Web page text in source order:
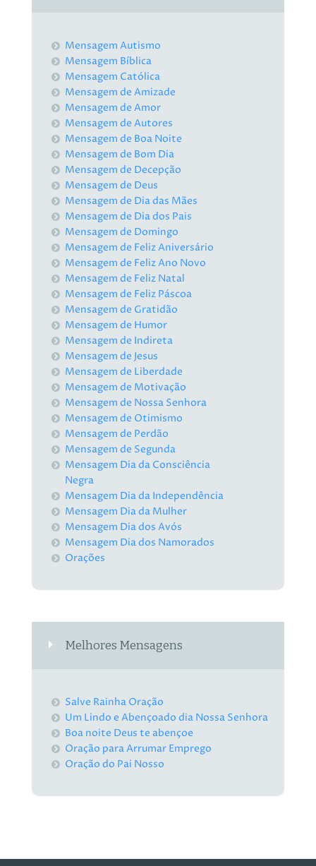
Mensagem Autismo
Mensagem Bíblica
Mensagem Católica
Mensagem de Amizade
Mensagem de Amor
Mensagem de Autores
Mensagem de Boa Noite
Mensagem de Bom Dia
Mensagem de Decepção
Mensagem de Deus
Mensagem de Dia das Mães
Mensagem de Dia dos Pais
Mensagem de Domingo
Mensagem de Feliz Aniversário
Mensagem de Feliz Ano Novo
Mensagem de Feliz Natal
Mensagem de Feliz Páscoa
Mensagem de Gratidão
Mensagem de Humor
Mensagem de Indireta
Mensagem de Jesus
Mensagem de Liberdade
Mensagem de Motivação
Mensagem de Nossa Senhora
Mensagem de Otimismo
Mensagem de Perdão
Mensagem de Segunda
Mensagem Dia da Consciência
Negra
Mensagem Dia da Independência
Mensagem Dia da Mulher
Mensagem Dia dos Avós
Mensagem Dia dos Namorados
Orações
Melhores Mensagens
Salve Rainha Oração
Um Lindo e Abençoado dia Nossa Senhora
Boa noite Deus te abençoe
Oração para Arrumar Emprego
Oração do Pai Nosso